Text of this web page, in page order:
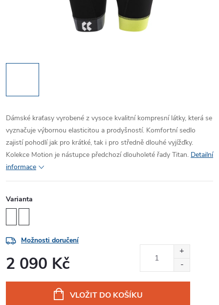
Dámské kraťasy vyrobené z vysoce kvalitní kompresní látky, která se
vyznačuje výbornou elasticitou a prodyšností. Komfortní sedlo
zajistí pohodlí jak pro krátké, tak i pro středně dlouhé vyjížďky.
Kolekce Motion je nástupce předchozí dlouholeté řady Titan. Detailní
informace
Varianta
Možnosti doručení
2 090 Kč
VLOŽIT DO KOŠÍKU